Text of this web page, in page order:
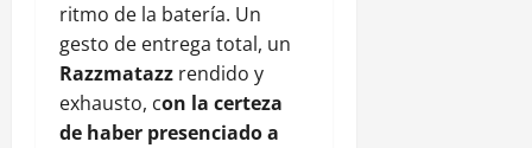
ritmo de la batería. Un
gesto de entrega total, un
Razzmatazz rendido y
exhausto, con la certeza
de haber presenciado a